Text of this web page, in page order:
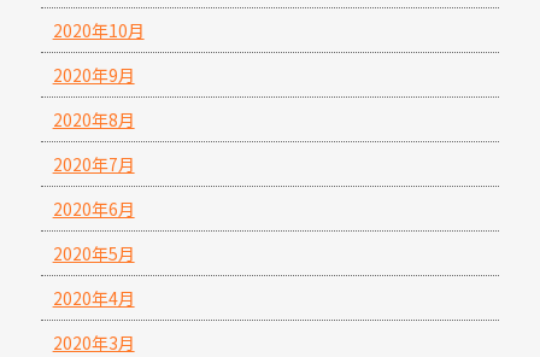
2020年10月
2020年9月
2020年8月
2020年7月
2020年6月
2020年5月
2020年4月
2020年3月